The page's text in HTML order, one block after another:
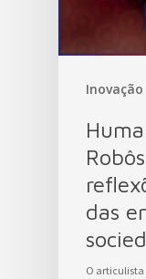
Inovação
das
O articulista